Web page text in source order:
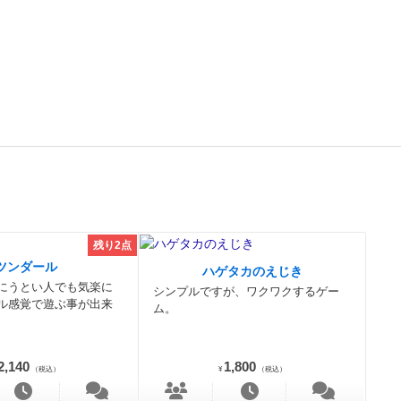
残り2点
ンダール
うとい人でも気楽に
感覚で遊ぶ事が出来
（税込）
ハゲタカのえじき
シンプルですが、ワクワクするゲー
ム。
¥ 1,800 （税込）